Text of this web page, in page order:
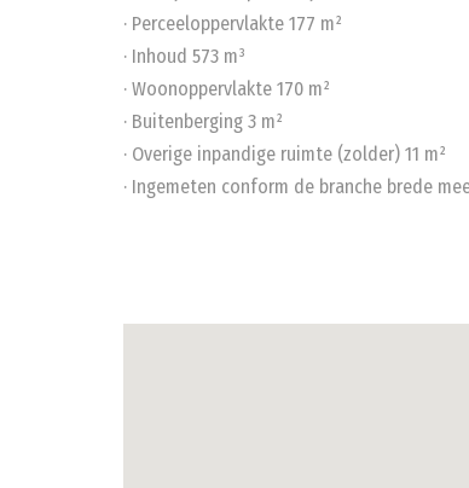
· Perceeloppervlakte 177 m²
· Inhoud 573 m³
· Woonoppervlakte 170 m²
· Buitenberging 3 m²
· Overige inpandige ruimte (zolder) 11 m²
· Ingemeten conform de branche brede